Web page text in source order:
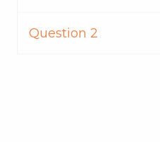
Question 2